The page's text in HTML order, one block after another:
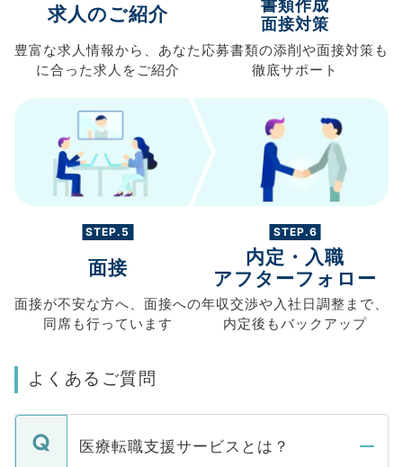
求人のご紹介
豊富な求人情報から、 あなた
に合った求人を ご紹介
書類作成
面接対策
応募書類の添削や面接対策も
徹底サポート
STEP.5
面接
面接が不安な方へ、 面接への
同席も行っています
STEP.6
内定・入職
アフターフォロー
年収交渉や入社日調整まで、
内定後もバックアップ
よくあるご質問
医療転職支援サービスとは？